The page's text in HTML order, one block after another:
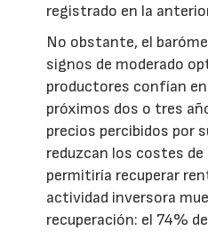
registrado en la
No obstante, el
signos de moderado
productores confían
próximos dos o tres
precios percibidos por
reduzcan los costes
permitiría recuperar
actividad inversora
recuperación: el 74%